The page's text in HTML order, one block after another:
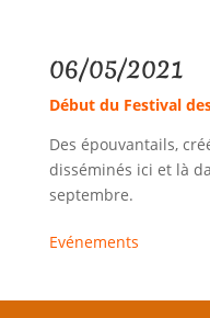
06/05/2021
Début du Festival
Des épouvantails,
disséminés ici et là
septembre.
Evénements